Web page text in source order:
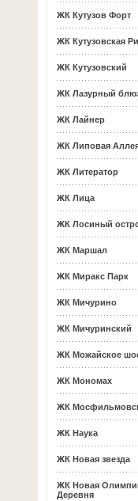
ЖК Кутузов Форт
ЖК Кутузовская
ЖК Кутузовский
ЖК Лазурный
ЖК Лайнер
ЖК Липовая
ЖК Литератор
ЖК Лица
ЖК Лосиный
ЖК Маршал
ЖК Миракс Парк
ЖК Мичурино
ЖК Мичуринский
ЖК Можайское
ЖК Мономах
ЖК
ЖК Наука
ЖК Новая звезда
ЖК Новая
Деревня